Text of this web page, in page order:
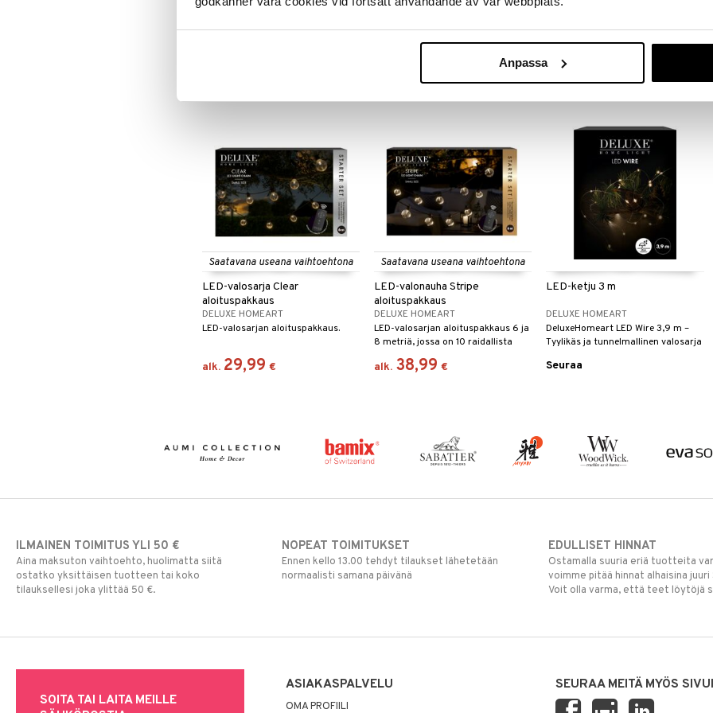
Anpassa
Luo elegantti ja hienostunut
Tämä LED-loistokynttilä on
suunniteltu sekä sisä- että
valonlähteen ilman avotulta.
Tämä valkoinen LED-kynttilä on
suunniteltu sekä sisä- että
ulkokäyttöön ja tarjoaa turvallisen,
kestävän valonlähteen ilman
avotulta.
15,99
Saatavana useana vaihtoehtona
LED-valosarja Clear
aloituspakkaus
DELUXE HOMEART
LED-valosarjan aloituspakkaus.
alk. 29,99 €
Saatavana useana vaihtoehtona
LED-valonauha Stripe
aloituspakkaus
DELUXE HOMEART
LED-valosarjan aloituspakkaus 6 ja
8 metriä, jossa on 10 raidallista
lamppua.
alk. 38,99 €
LED-ketju 3 m
DELUXE HOMEART
DeluxeHomeart LED Wire 3,9 m –
Tyylikäs ja tunnelmallinen valosarja
Seuraa
ILMAINEN TOIMITUS YLI 50 €
Aina maksuton vaihtoehto, huolimatta siitä
ostatko yksittäisen tuotteen tai koko
tilauksellesi joka ylittää 50 €.
NOPEAT TOIMITUKSET
Ennen kello 13.00 tehdyt tilaukset lähetetään
normaalisti samana päivänä
EDULLISET HINNAT
Ostamalla suuria eriä tuotteita
voimme pitää hinnat alhaisina juuri
Voit olla varma, että teet löytöjä
SOITA TAI LAITA MEILLE
ASIAKASPALVELU
OMA PROFIILI
SEURAA MEITÄ MYÖS